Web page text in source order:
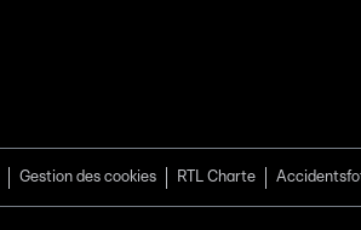
Gestion des cookies RTL Charte